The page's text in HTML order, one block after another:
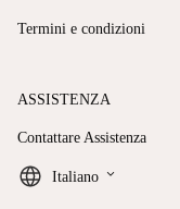
Termini e condizioni
ASSISTENZA
Contattare Assistenza
Italiano keyboard_arrow_down